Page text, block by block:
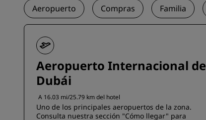
Aeropuerto Compras Familia
Aeropuerto Internacional de
Dubái
A 16.03 mi/25.79 km del hotel
Uno de los principales aeropuertos de la zona.
Consulta nuestra sección "Cómo llegar" para